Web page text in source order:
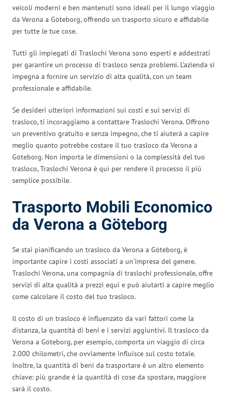
veicoli moderni e ben mantenuti sono ideali per il lungo viaggio
da Verona a Göteborg, offrendo un trasporto sicuro e affidabile
per tutte le tue cose.
Tutti gli impiegati di Traslochi Verona sono esperti e addestrati
per garantire un processo di trasloco senza problemi. L’azienda si
impegna a fornire un servizio di alta qualità, con un team
professionale e affidabile.
Se desideri ulteriori informazioni sui costi e sui servizi di
trasloco, ti incoraggiamo a contattare Traslochi Verona. Offrono
un preventivo gratuito e senza impegno, che ti aiuterà a capire
meglio quanto potrebbe costare il tuo trasloco da Verona a
Göteborg. Non importa le dimensioni o la complessità del tuo
trasloco, Traslochi Verona è qui per rendere il processo il più
semplice possibile.
Trasporto Mobili Economico
da Verona a Göteborg
Se stai pianificando un trasloco da Verona a Göteborg, è
importante capire i costi associati a un’impresa del genere.
Traslochi Verona, una compagnia di traslochi professionale, offre
servizi di alta qualità a prezzi equi e può aiutarti a capire meglio
come calcolare il costo del tuo trasloco.
Il costo di un trasloco è influenzato da vari fattori come la
distanza, la quantità di beni e i servizi aggiuntivi. Il trasloco da
Verona a Göteborg, per esempio, comporta un viaggio di circa
2.000 chilometri, che ovviamente influisce sul costo totale.
Inoltre, la quantità di beni da trasportare è un altro elemento
chiave: più grande è la quantità di cose da spostare, maggiore
sarà il costo.